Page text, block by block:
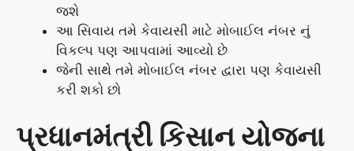
જશે
આ સિવાય તમે કેવાયસી માટે મોબાઈલ નંબર નું
વિકલ્પ પણ આપવામાં આવ્યો છે
જેની સાથે તમે મોબાઈલ નંબર દ્વારા પણ કેવાયસી
કરી શકો છો
પ્રધાનમંત્રી કિસાન યોજના